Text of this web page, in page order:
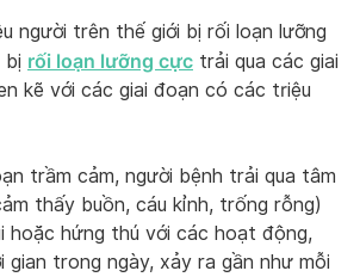
người trên thế giới bị rối loạn lưỡng
bị rối loạn lưỡng cực trải qua các giai
kẽ với các giai đoạn có các triệu
trầm cảm, người bệnh trải qua tâm
thấy buồn, cáu kỉnh, trống rỗng)
hoặc hứng thú với các hoạt động,
gian trong ngày, xảy ra gần như mỗi